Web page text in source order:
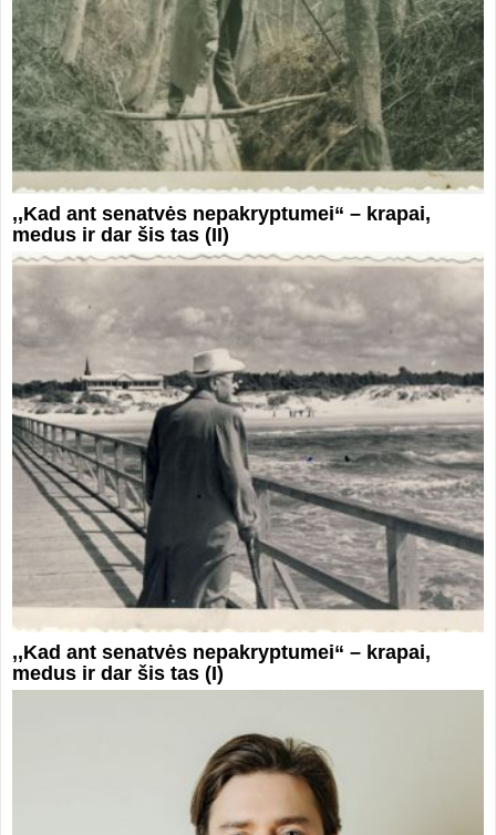
,,Kad ant senatvės nepakryptumei“ – krapai,
medus ir dar šis tas (II)
,,Kad ant senatvės nepakryptumei“ – krapai,
medus ir dar šis tas (I)